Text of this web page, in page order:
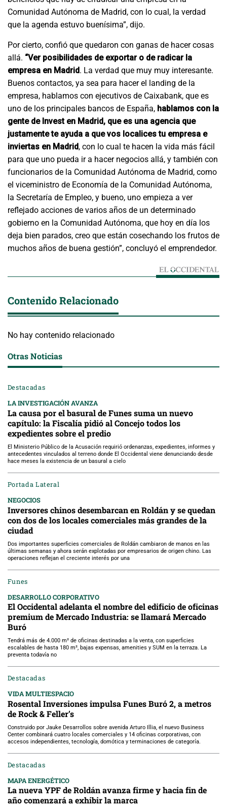
Comunidad Autónoma de Madrid, con lo cual, la verdad
que la agenda estuvo buenísima”, dijo.
Por cierto, confió que quedaron con ganas de hacer cosas
allá. “Ver posibilidades de exportar o de radicar la
empresa en Madrid. La verdad que muy muy interesante.
Buenos contactos, ya sea para hacer el landing de la
empresa, hablamos con ejecutivos de Caixabank, que es
uno de los principales bancos de España, hablamos con la
gente de Invest en Madrid, que es una agencia que
justamente te ayuda a que vos localices tu empresa e
inviertas en Madrid, con lo cual te hacen la vida más fácil
para que uno pueda ir a hacer negocios allá, y también con
funcionarios de la Comunidad Autónoma de Madrid, como
el viceministro de Economía de la Comunidad Autónoma,
la Secretaría de Empleo, y bueno, uno empieza a ver
reflejado acciones de varios años de un determinado
gobierno en la Comunidad Autónoma, que hoy en día los
deja bien parados, creo que están cosechando los frutos de
muchos años de buena gestión”, concluyó el emprendedor.
Contenido Relacionado
No hay contenido relacionado
Otras Noticias
Destacadas
LA INVESTIGACIÓN AVANZA
La causa por el basural de Funes suma un nuevo
capítulo: la Fiscalía pidió al Concejo todos los
expedientes sobre el predio
El Ministerio Público de la Acusación requirió ordenanzas, expedientes, informes y
antecedentes vinculados al terreno donde El Occidental viene denunciando desde
hace meses la existencia de un basural a cielo
Portada Lateral
NEGOCIOS
Inversores chinos desembarcan en Roldán y se quedan
con dos de los locales comerciales más grandes de la
ciudad
Dos importantes superficies comerciales de Roldán cambiaron de manos en las
últimas semanas y ahora serán explotadas por empresarios de origen chino. Las
operaciones reflejan el creciente interés por una
Funes
DESARROLLO CORPORATIVO
El Occidental adelanta el nombre del edificio de oficinas
premium de Mercado Industria: se llamará Mercado
Buró
Tendrá más de 4.000 m² de oficinas destinadas a la venta, con superficies
escalables de hasta 180 m², bajas expensas, amenities y SUM en la terraza. La
preventa todavía no
Destacadas
VIDA MULTIESPACIO
Rosental Inversiones impulsa Funes Buró 2, a metros
de Rock & Feller’s
Construido por Jauke Desarrollos sobre avenida Arturo Illia, el nuevo Business
Center combinará cuatro locales comerciales y 14 oficinas corporativas, con
accesos independientes, tecnología, domótica y terminaciones de categoría.
Destacadas
MAPA ENERGÉTICO
La nueva YPF de Roldán avanza firme y hacia fin de
año comenzará a exhibir la marca